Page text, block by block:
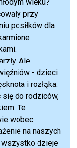
wieku?
przy
posiłków dla
Ale
- dzieci
i rozłąka.
się do rodziców,
Te
wobec
na naszych
wszystko dzieje